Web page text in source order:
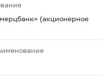
(акционерное